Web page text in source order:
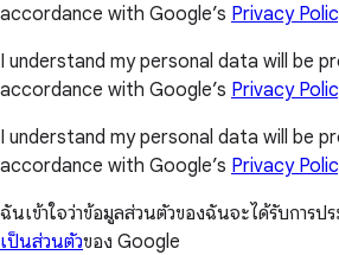
accordance with Google’s Privacy
I understand my personal data will be
accordance with Google’s Privacy
I understand my personal data will be
accordance with Google’s Privacy
ฉันเข้าใจว่าข้อมูลส่วนตัวของฉันจะได้รับการป
เป็นส่วนตัวของ Google